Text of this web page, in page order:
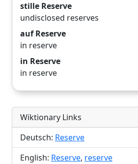
stille Reserve
undisclosed reserves
auf Reserve
in reserve
in Reserve
in reserve
Wiktionary Links
Deutsch: Reserve
English: Reserve, reserve